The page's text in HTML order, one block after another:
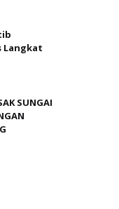
Langkat
SUNGAI